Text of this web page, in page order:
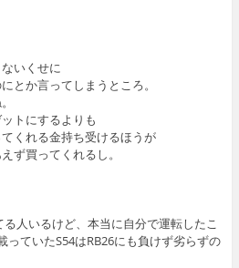
いくせに
とか言ってしまうところ。
トにするよりも
くれる金持ち受けるほうが
ず買ってくれるし。
人いるけど、本当に自分で運転したこ
っていたS54はRB26にも負けず劣らずの